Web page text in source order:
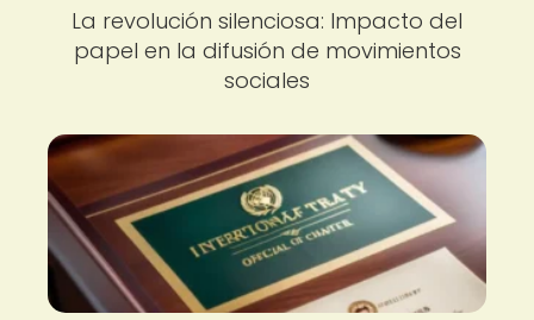
La revolución silenciosa: Impacto del
papel en la difusión de movimientos
sociales